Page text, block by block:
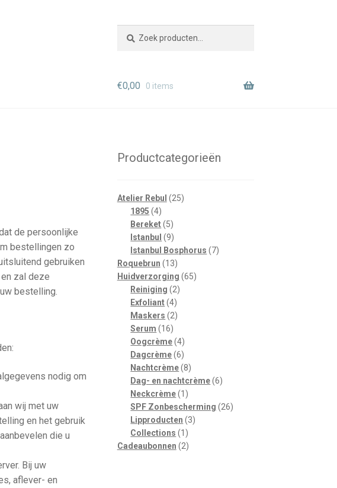
naar:
€0,00 0 items
de persoonlijke
bestellingen zo
gebruiken
zal deze
bestelling.
nodig om
wij met uw
en het gebruik
die u
Bij uw
aflever- en
Productcategorieën
Atelier Rebul 2525
1895 44
producten
Bereket 55
producten
Istanbul 99
producten
Istanbul Bosphorus 77
Roquebrun 1313
producten
Huidverzorging 6565
Reiniging 22
Exfoliant 44
producten
Maskers 22
Serum 1616
producten
Oogcrème 44
producten
Dagcrème 66
producten
Nachtcrème 88
producten
Dag- en nachtcrème 66
Neckcrème 1 1
product
SPF Zonbescherming 2626
Lipproducten 33
Collections 1 1
product
Cadeaubonnen 22